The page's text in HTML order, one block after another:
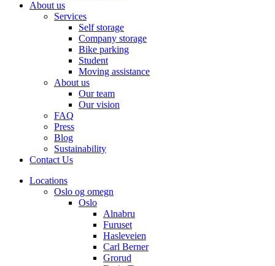
About us
Services
Self storage
Company storage
Bike parking
Student
Moving assistance
About us
Our team
Our vision
FAQ
Press
Blog
Sustainability
Contact Us
Locations
Oslo og omegn
Oslo
Alnabru
Furuset
Hasleveien
Carl Berner
Grorud